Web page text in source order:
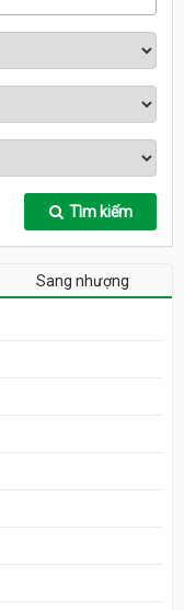
Tìm kiếm
Sang nhượng